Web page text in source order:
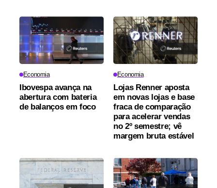
Economia
Ibovespa avança na
abertura com bateria
de balanços em foco
Economia
Lojas Renner aposta
em novas lojas e base
fraca de comparação
para acelerar vendas
no 2º semestre; vê
margem bruta estável